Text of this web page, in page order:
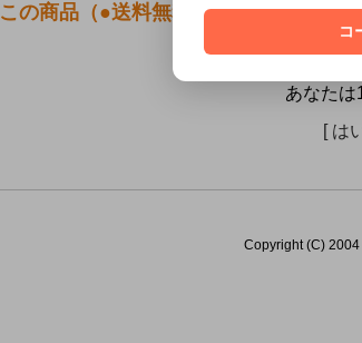
この商品（●送料無料●リアルボディ極
未満の方に
あなたは
[ は
Copyright (C)
コ